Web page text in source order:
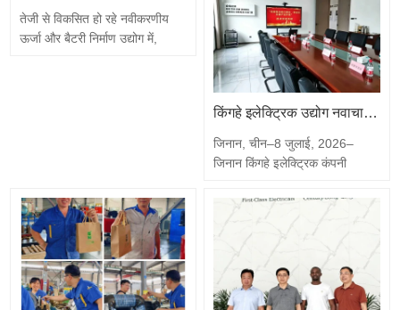
भविष्य के विस्तार को सीमित करती है;
बड़े आकार की इकाई पूंजी बांधती है,
से एक है। दोनों विश्वसनीय रूप से
वोल्टेज को बढ़ाते या घटाते हैं, लेकिन
सुरक्षा, लागत, दक्षता और रखरखाव में
काफी भिन्न होते हैं। यह…
तेजी से विकसित हो रहे नवीकरणीय
ऊर्जा और बैटरी निर्माण उद्योग में,
किंगहे इलेक्ट्रिक उद्योग नवाचार को आगे बढ़ाने के लिए ट्रांसफार्मर प्रौद्योगिकी आदान-प्रदान का आयोजन करता है
जिनान, चीन–8 जुलाई, 2026–
जिनान किंगहे इलेक्ट्रिक कंपनी
ऊर्जा दक्षता और स्मार्ट विनिर्माण पर
आदान-प्रदान सफलतापूर्वक आयोजित
जिनान विज्ञान और प्रौद्योगिकी संघ,
शेडोंग इलेक्ट्रोटेक्निकल सोसायटी,…